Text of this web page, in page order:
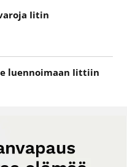
Iitin
luennoimaan Iittiin